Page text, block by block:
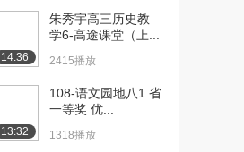
)王崧舟《爸爸
33:42
)王崧舟《爸爸
14:36
朱秀宇高三历史教
学6-高途课堂（上...
2415播放
13:32
108-语文园地八1 省
一等奖 优...
1318播放